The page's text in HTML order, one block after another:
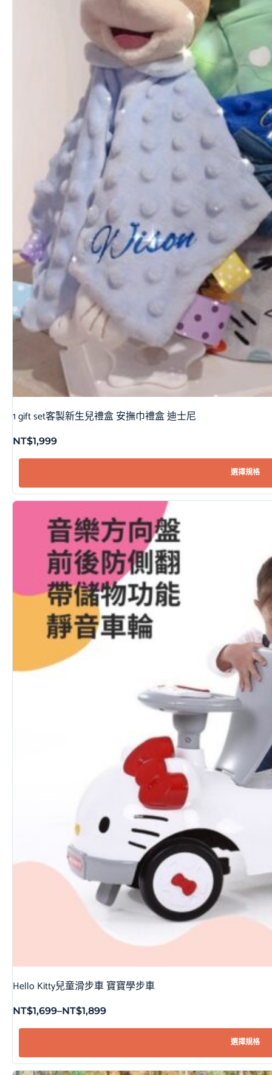
1 gift set客製新生兒禮盒 安撫巾禮盒 迪士尼
NT$1,999
選擇規格
Hello Kitty兒童滑步車 寶寶學步車
NT$1,699–NT$1,899
選擇規格